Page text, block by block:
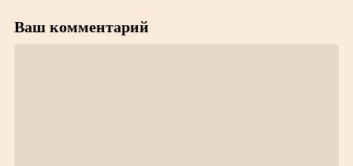
Ваш комментарий